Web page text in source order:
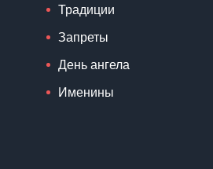
Традиции
Запреты
День ангела
Именины